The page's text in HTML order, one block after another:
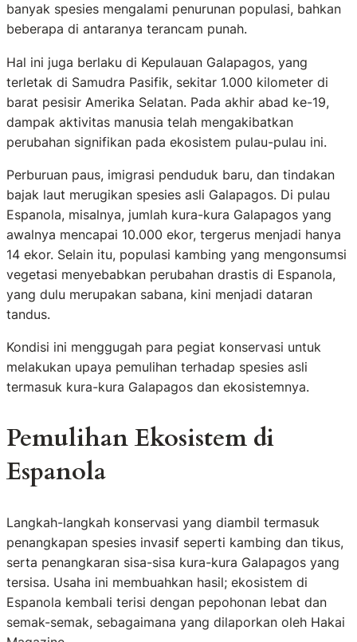
banyak spesies mengalami penurunan populasi, bahkan
beberapa di antaranya terancam punah.
Hal ini juga berlaku di Kepulauan Galapagos, yang
terletak di Samudra Pasifik, sekitar 1.000 kilometer di
barat pesisir Amerika Selatan. Pada akhir abad ke-19,
dampak aktivitas manusia telah mengakibatkan
perubahan signifikan pada ekosistem pulau-pulau ini.
Perburuan paus, imigrasi penduduk baru, dan tindakan
bajak laut merugikan spesies asli Galapagos. Di pulau
Espanola, misalnya, jumlah kura-kura Galapagos yang
awalnya mencapai 10.000 ekor, tergerus menjadi hanya
14 ekor. Selain itu, populasi kambing yang mengonsumsi
vegetasi menyebabkan perubahan drastis di Espanola,
yang dulu merupakan sabana, kini menjadi dataran
tandus.
Kondisi ini menggugah para pegiat konservasi untuk
melakukan upaya pemulihan terhadap spesies asli
termasuk kura-kura Galapagos dan ekosistemnya.
Pemulihan Ekosistem di
Espanola
Langkah-langkah konservasi yang diambil termasuk
penangkapan spesies invasif seperti kambing dan tikus,
serta penangkaran sisa-sisa kura-kura Galapagos yang
tersisa. Usaha ini membuahkan hasil; ekosistem di
Espanola kembali terisi dengan pepohonan lebat dan
semak-semak, sebagaimana yang dilaporkan oleh Hakai